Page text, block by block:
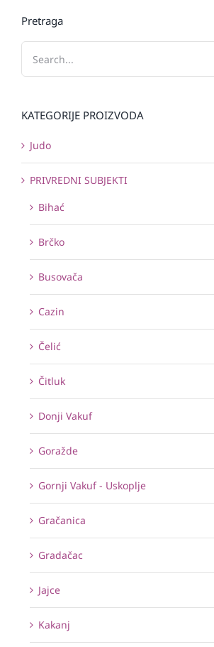
Pretraga
KATEGORIJE PROIZVODA
Judo
PRIVREDNI SUBJEKTI
Bihać
Brčko
Busovača
Cazin
Čelić
Čitluk
Donji Vakuf
Goražde
Gornji Vakuf - Uskoplje
Gračanica
Gradačac
Jajce
Kakanj